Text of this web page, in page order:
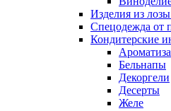
Изделия из
Спецодежда от
Кондитерские
Бельнапы
Декоргели
Десерты
Желe